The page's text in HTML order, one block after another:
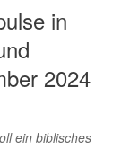
in
2024
ein biblisches